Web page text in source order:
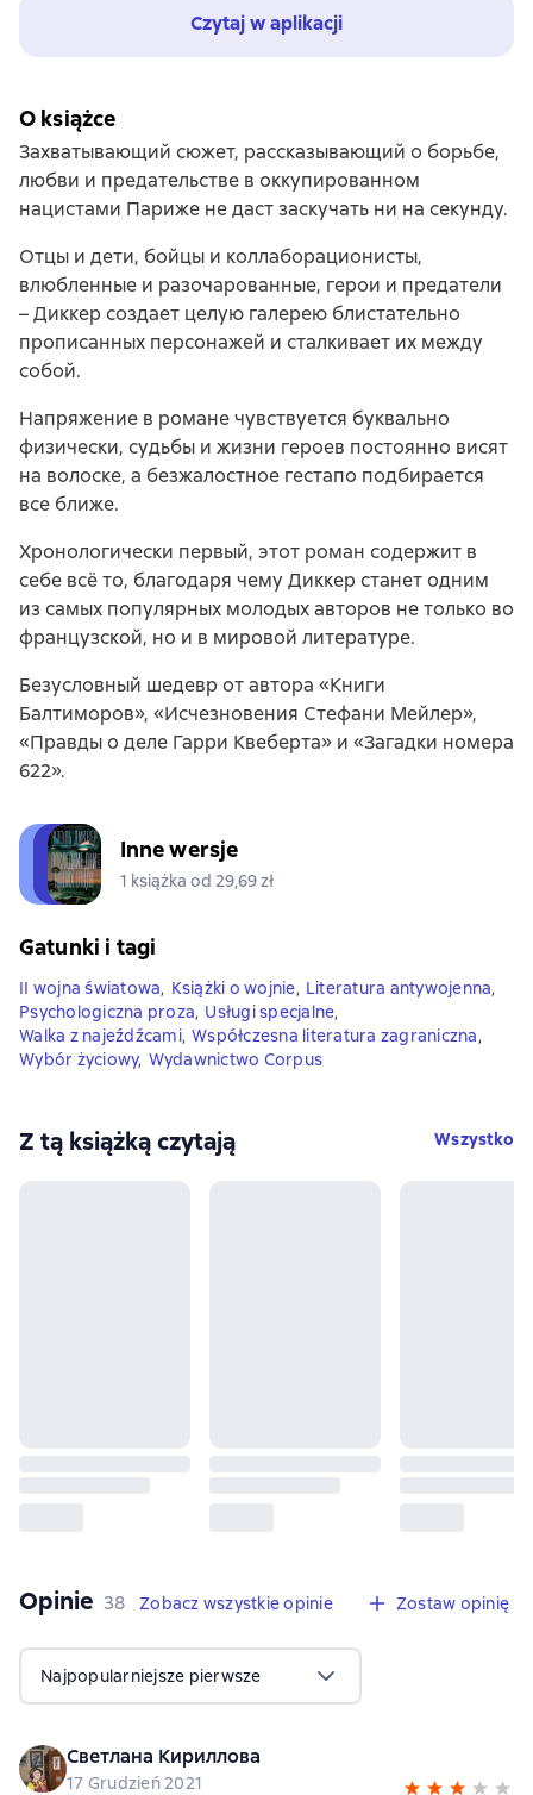
Czytaj w aplikacji
O książce
Захватывающий сюжет, рассказывающий о борьбе,
любви и предательстве в оккупированном
нацистами Париже не даст заскучать ни на секунду.
Отцы и дети, бойцы и коллаборационисты,
влюбленные и разочарованные, герои и предатели
– Диккер создает целую галерею блистательно
прописанных персонажей и сталкивает их между
собой.
Напряжение в романе чувствуется буквально
физически, судьбы и жизни героев постоянно висят
на волоске, а безжалостное гестапо подбирается
все ближе.
Хронологически первый, этот роман содержит в
себе всё то, благодаря чему Диккер станет одним
из самых популярных молодых авторов не только во
французской, но и в мировой литературе.
Безусловный шедевр от автора «Книги
Балтиморов», «Исчезновения Стефани Мейлер»,
«Правды о деле Гарри Квеберта» и «Загадки номера
622».
Inne wersje
1 książka od 29,69 zł
Gatunki i tagi
II wojna światowa, Książki o wojnie, Literatura antywojenna,
Psychologiczna proza, Usługi specjalne,
Walka z najeźdźcami, Współczesna literatura zagraniczna,
Wybór życiowy, Wydawnictwo Corpus
Z tą książką czytają Wszystko
Opinie 38 opinie
38 Zobacz wszystkie opinie Zostaw opinię
Najpopularniejsze pierwsze
Светлана Кириллова
17 Grudzień 2021